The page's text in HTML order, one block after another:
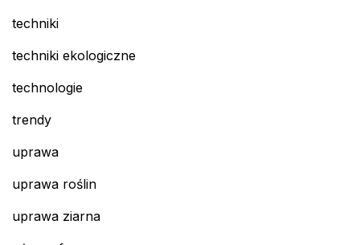
techniki
techniki ekologiczne
technologie
trendy
uprawa
uprawa roślin
uprawa ziarna